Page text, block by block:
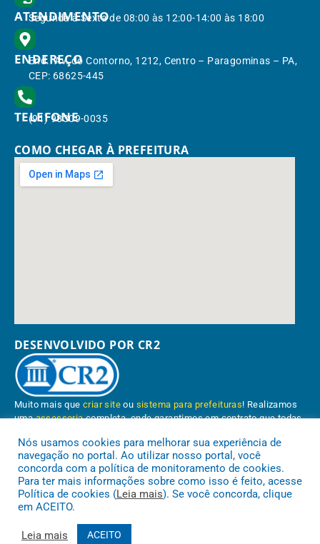
ATENDIMENTO
Segunda à Sexta de 08:00 às 12:00-14:00 às 18:00
ENDEREÇO
End.: Av. do Contorno, 1212, Centro – Paragominas – PA,
CEP: 68625-445
TELEFONE
(91) 98309-0035
COMO CHEGAR À PREFEITURA
DESENVOLVIDO POR CR2
Muito mais quecriar site ou sistema para prefeituras! Realizamos
umaassessoriacompleta, onde garantimos em contrato que todas
Conheça oPNTP e oRadar da Transparência Pública
Nós usamos cookies para melhorar sua experiência de
navegação no portal. Ao utilizar nosso portal, você
concorda com a política de monitoramento de cookies.
Para ter mais informações sobre como isso é feito, acesse
Política de cookies (Leia mais). Se você concorda, clique
em ACEITO.
Leia mais ACEITO